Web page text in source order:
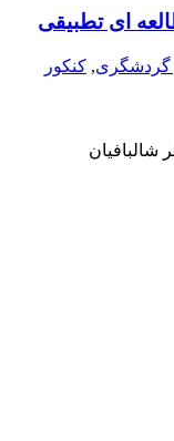
ای تطبیقی
گردشگری, کنکور